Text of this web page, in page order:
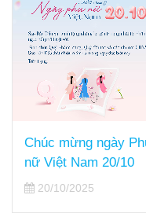
Chúc mừng ngày
nữ Việt Nam 20/10
20/10/2025